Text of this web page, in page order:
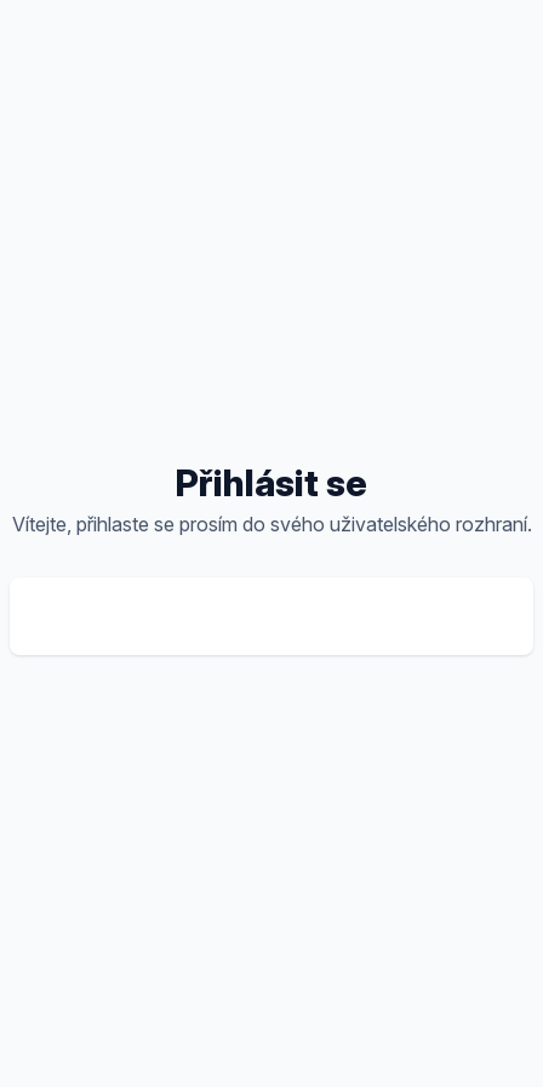
Přihlásit se
Vítejte, přihlaste se prosím do svého uživatelského rozhraní.